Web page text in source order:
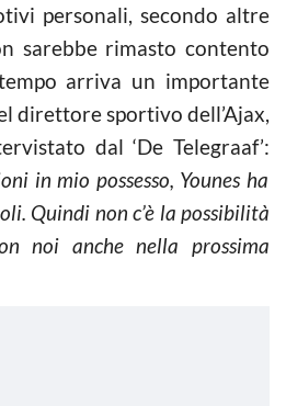
personali, secondo altre
sarebbe rimasto contento
arriva un importante
direttore sportivo dell’Ajax,
dal ‘De Telegraaf’:
in mio possesso, Younes ha
Quindi non c’è la possibilità
noi anche nella prossima